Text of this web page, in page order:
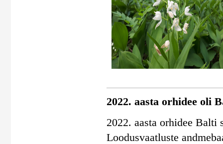
2022. aasta orhidee oli
2022. aasta orhidee Balti
Loodusvaatluste